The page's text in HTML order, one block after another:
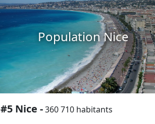
Population Nice
#5 Nice -360 710 habitants